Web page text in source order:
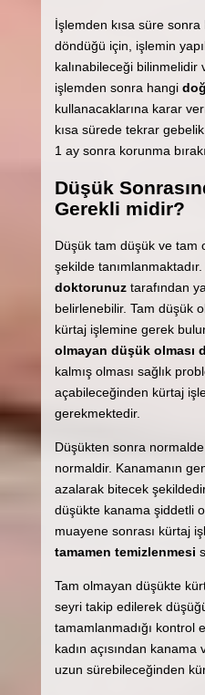
İşlemden kısa süre
döndüğü için, işlemin
kalınabileceği bilinmelidir
işlemden sonra hangi
kullanacaklarına karar
kısa sürede tekrar
1 ay sonra korunma
Düşük
Gerekli midir?
Düşük tam düşük ve tam
şekilde tanımlanmaktadır.
doktorunuztarafından
belirlenebilir. Tam düşük
kürtaj işlemine gerek
olmayan düşük olması
kalmış olması sağlık
açabileceğinden kürtaj
gerekmektedir.
Düşükten sonra
normaldir. Kanamanın
azalarak bitecek
düşükte kanama şiddetli
muayene sonrası kürtaj
tamamen temizlenmesi
Tam olmayan düşükte
seyri takip edilerek
tamamlanmadığı kontrol
kadın açısından kanama
uzun sürebileceğinden